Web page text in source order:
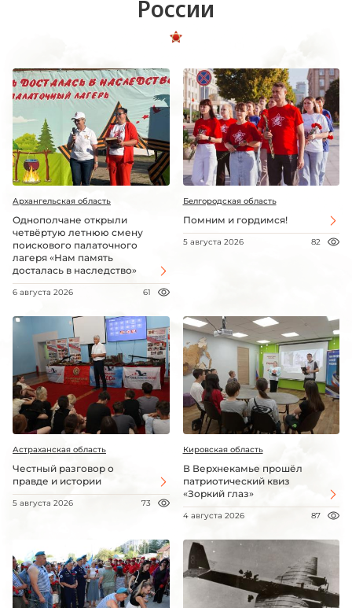
России
Архангельская область
Однополчане открыли
четвёртую летнюю смену
поискового палаточного
лагеря «Нам память
досталась в наследство»
6 августа 2026 61
Белгородская область
Помним и гордимся!
5 августа 2026 82
Астраханская область
Честный разговор о
правде и истории
5 августа 2026 73
Кировская область
В Верхнекамье прошёл
патриотический квиз
«Зоркий глаз»
4 августа 2026 87